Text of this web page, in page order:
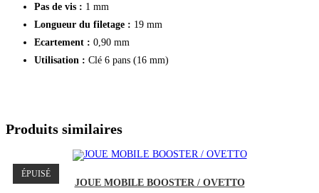
Pas de vis : 1 mm
Longueur du filetage : 19 mm
Ecartement : 0,90 mm
Utilisation : Clé 6 pans (16 mm)
Produits similaires
ÉPUISÉ
JOUE MOBILE BOOSTER / OVETTO